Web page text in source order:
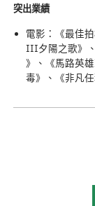
突出業績
電影：《最佳
III夕陽之歌》
》、《馬路英
毒》、《非凡任